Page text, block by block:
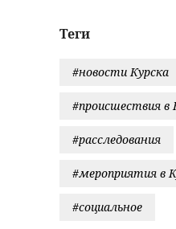
Теги
#новости Курска
#происшествия в
#расследования
#мероприятия в
#социальное